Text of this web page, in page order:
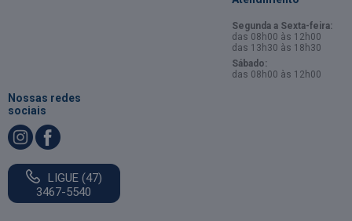
Segunda a Sexta-feira:
das 08h00 às 12h00
das 13h30 às 18h30
Sábado:
das 08h00 às 12h00
Nossas redes
sociais
LIGUE (47)
3467-5540